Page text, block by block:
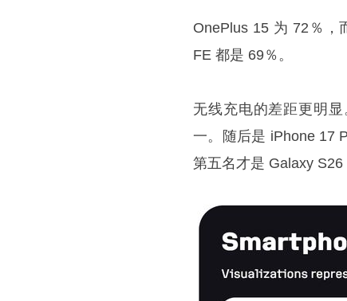
OnePlus 15 为 72％，
FE 都是 69％。
无线充电的差距更明
一。随后是 iPhone 17
第五名才是 Galaxy S26